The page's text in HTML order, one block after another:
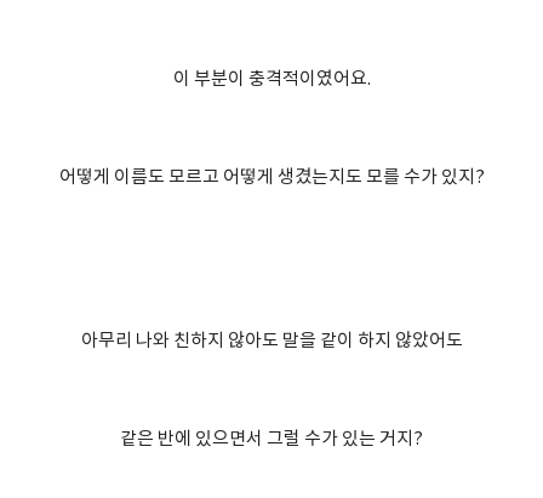
이 부분이 충격적이였어요.
어떻게 이름도 모르고 어떻게 생겼는지도 모를 수가 있지?
아무리 나와 친하지 않아도 말을 같이 하지 않았어도
같은 반에 있으면서 그럴 수가 있는 거지?